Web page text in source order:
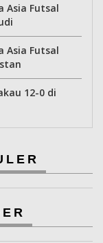
Asia Futsal
Asia Futsal
12-0 di